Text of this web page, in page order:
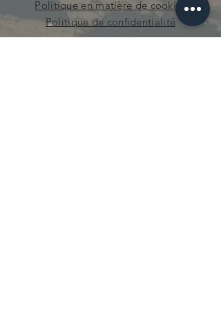
Politique en matière de cookies
Politique de confidentialité